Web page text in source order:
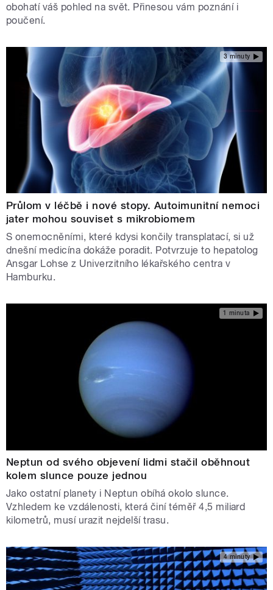
obohatí váš pohled na svět. Přinesou vám poznání i
poučení.
3 minuty
Průlom v léčbě i nové stopy. Autoimunitní nemoci
jater mohou souviset s mikrobiomem
S onemocněními, které kdysi končily transplatací, si už
dnešní medicína dokáže poradit. Potvrzuje to hepatolog
Ansgar Lohse z Univerzitního lékařského centra v
Hamburku.
1 minuta
Neptun od svého objevení lidmi stačil oběhnout
kolem slunce pouze jednou
Jako ostatní planety i Neptun obíhá okolo slunce.
Vzhledem ke vzdálenosti, která činí téměř 4,5 miliard
kilometrů, musí urazit nejdelší trasu.
4 minuty